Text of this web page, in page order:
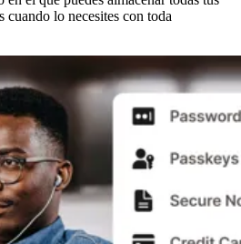
cuando lo necesites con toda